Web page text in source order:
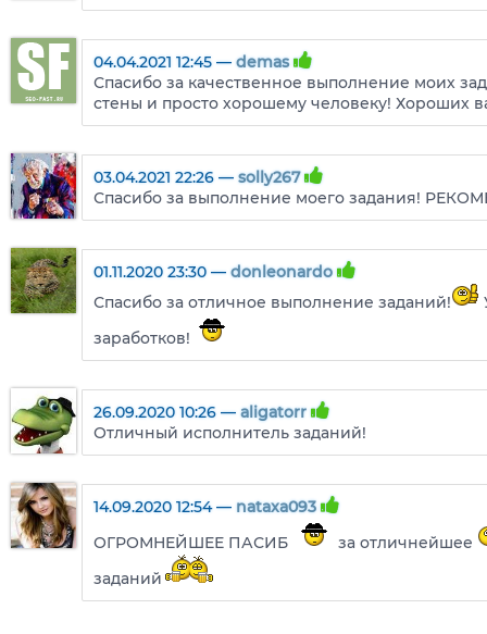
04.04.2021 12:45 — demas
Спасибо за качественное выполнение моих
стены и просто хорошему человеку! Хороших
03.04.2021 22:26 — solly267
Спасибо за выполнение моего задания!
01.11.2020 23:30 — donleonardo
Спасибо за отличное выполнение заданий!
заработков!
26.09.2020 10:26 — aligatorr
Отличный исполнитель заданий!
14.09.2020 12:54 — nataxa093
ОГРОМНЕЙШЕЕ ПАСИБ
за отличнейшее
заданий